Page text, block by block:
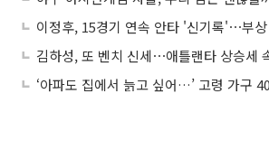
이정후, 15경기 연속 안타 '신기록'⋯부
김하성, 또 벤치 신세⋯애틀랜타 상승세
‘아파도 집에서 늙고 싶어…’ 고령 가구